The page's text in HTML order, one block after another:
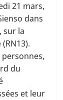
21 mars,
dans
sur la
du
et leur